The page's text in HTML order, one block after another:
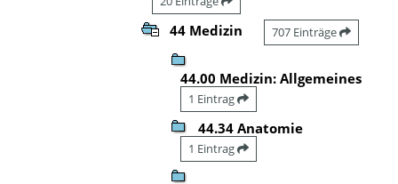
44 Medizin 707 Einträge
44.00 Medizin: Allgemeines
1 Eintrag
44.34 Anatomie
1 Eintrag